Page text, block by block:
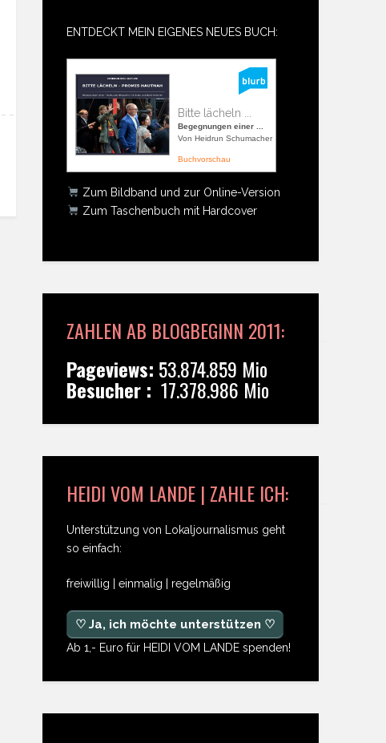
ENTDECKT MEIN EIGENES NEUES BUCH:
Bitte lächeln ...
Begegnungen einer ...
Von Heidrun Schumacher
Buchvorschau
Zum Bildband und zur Online-Version
Zum Taschenbuch mit Hardcover
ZAHLEN AB BLOGBEGINN 2011:
Pageviews: 53.874.859 Mio
Besucher : 17.378.986 Mio
HEIDI VOM LANDE | ZAHLE ICH:
Unterstützung von Lokaljournalismus geht
so einfach:
freiwillig | einmalig | regelmäßig
♡ Ja, ich möchte unterstützen ♡
Ab 1,- Euro für HEIDI VOM LANDE spenden!